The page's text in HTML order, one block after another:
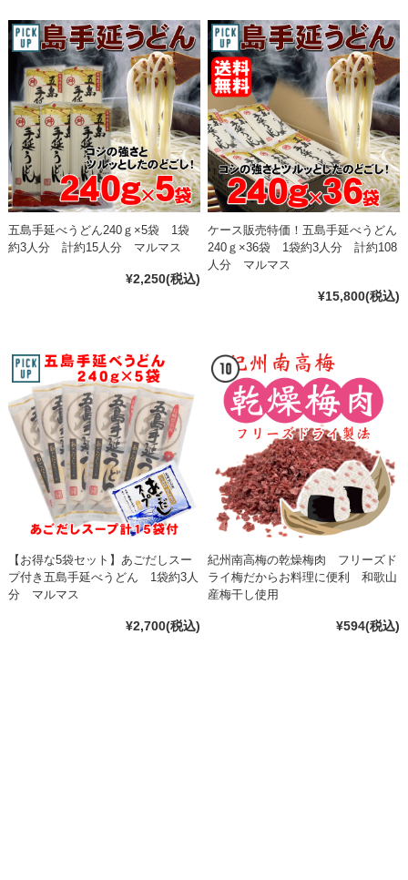
五島手延べうどん240ｇ×5袋 1袋
約3人分 計約15人分 マルマス
¥2,250(税込)
ケース販売特価！五島手延べうどん
240ｇ×36袋 1袋約3人分 計約108
人分 マルマス
¥15,800(税込)
【お得な5袋セット】あごだしスー
プ付き五島手延べうどん 1袋約3人
分 マルマス
¥2,700(税込)
紀州南高梅の乾燥梅肉 フリーズド
ライ梅だからお料理に便利 和歌山
産梅干し使用
¥594(税込)